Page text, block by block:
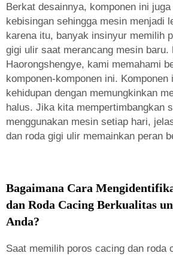
Berkat desainnya, komponen ini juga
kebisingan sehingga mesin menjadi
karena itu, banyak insinyur memilih
gigi ulir saat merancang mesin baru.
Haorongshengye, kami memahami
komponen-komponen ini. Komponen
kehidupan dengan memungkinkan
halus. Jika kita mempertimbangkan
menggunakan mesin setiap hari,
dan roda gigi ulir memainkan peran
Bagaimana Cara
dan Roda Cacing Berkualitas
Anda?
Saat memilih poros cacing dan roda